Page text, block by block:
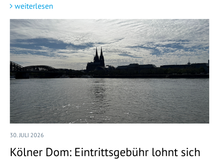
weiterlesen
30. JULI 2026
Kölner Dom: Eintrittsgebühr lohnt sich